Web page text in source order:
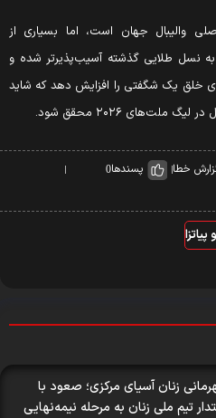
جهان است، اما بسیاری از
نسل طلایی گذشته آسیب‌پذیرتر شده و
یک شگفتی را افزایش دهد که شاید
۲۰۲۶ محقق شود.
خطا پسندها0
زنان آسیای مرکزی؛ صعود با
تیم ملی زنان به مرحله نیمه‌نهایی